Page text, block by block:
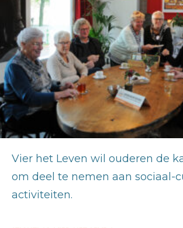
Vier het Leven wil ouderen de
om deel te nemen aan sociaal-
activiteiten.